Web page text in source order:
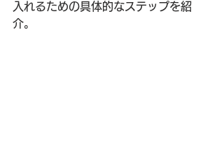
入れるための具体的なステップを紹
介。